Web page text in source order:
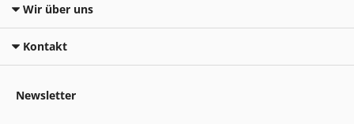
Wir über uns
Kontakt
Newsletter